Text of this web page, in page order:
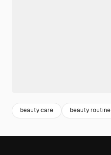
beauty care beauty routine